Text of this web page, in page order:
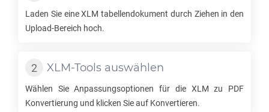
Laden Sie eineXLM tabellendokument durch Ziehen in den
Upload-Bereich hoch.
XLM-Tools auswählen
Wählen Sie Anpassungsoptionen für die XLM zu PDF
Konvertierung und klicken Sie auf Konvertieren.